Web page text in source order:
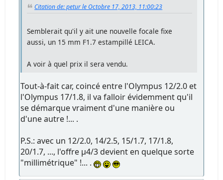
Citation de: petur le Octobre 17, 2013, 11:00:23
Semblerait qu'il y ait une nouvelle focale fixe
aussi, un 15 mm F1.7 estampillé LEICA.
A voir à quel prix il sera vendu.
Tout-à-fait car, coincé entre l'Olympus 12/2.0 et
l'Olympus 17/1.8, il va falloir évidemment qu'il
se démarque vraiment d'une manière ou
d'une autre !... .
P.S.: avec un 12/2.0, 14/2.5, 15/1.7, 17/1.8,
20/1.7, ..., l'offre µ4/3 devient en quelque sorte
"millimétrique" !... .